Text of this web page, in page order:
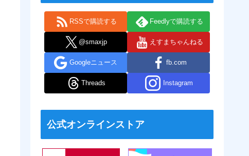
RSSで購読する Feedlyで購読する
@smaxjp えすまちゃんねる
Googleニュース fb.com
Threads Instagram
公式オンラインストア